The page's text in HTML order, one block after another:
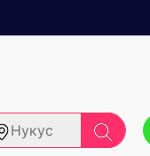
Нукус